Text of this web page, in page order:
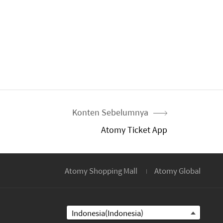
Konten Sebelumnya
Atomy Ticket App
Atomy Shopping Mall Atomy Global
Indonesia(Indonesia)